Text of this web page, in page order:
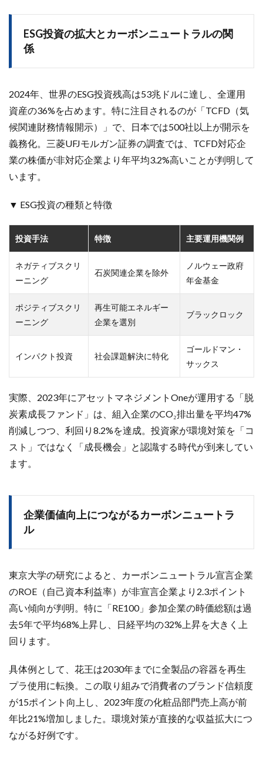
ESG投資の拡大とカーボンニュートラルの関
係
2024年、世界のESG投資残高は53兆ドルに達し、全運用
資産の36%を占めます。特に注目されるのが「TCFD（気
候関連財務情報開示）」で、日本では500社以上が開示を
義務化。三菱UFJモルガン証券の調査では、TCFD対応企
業の株価が非対応企業より年平均3.2%高いことが判明して
います。
▼ ESG投資の種類と特徴
投資手法 特徴 主要運用機関例
ネガティブスクリ
ーニング
石炭関連企業を除外
ノルウェー政府
年金基金
ポジティブスクリ
ーニング
再生可能エネルギー
企業を選別
ブラックロック
インパクト投資 社会課題解決に特化
ゴールドマン・
サックス
実際、2023年にアセットマネジメントOneが運用する「脱
炭素成長ファンド」は、組入企業のCO₂排出量を平均47%
削減しつつ、利回り8.2%を達成。投資家が環境対策を「コ
スト」ではなく「成長機会」と認識する時代が到来してい
ます。
企業価値向上につながるカーボンニュートラ
ル
東京大学の研究によると、カーボンニュートラル宣言企業
のROE（自己資本利益率）が非宣言企業より2.3ポイント
高い傾向が判明。特に「RE100」参加企業の時価総額は過
去5年で平均68%上昇し、日経平均の32%上昇を大きく上
回ります。
具体例として、花王は2030年までに全製品の容器を再生
プラ使用に転換。この取り組みで消費者のブランド信頼度
が15ポイント向上し、2023年度の化粧品部門売上高が前
年比21%増加しました。環境対策が直接的な収益拡大につ
ながる好例です。